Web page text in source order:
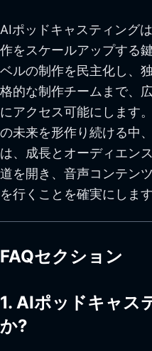
AIポッドキャスティング
作をスケールアップする
ベルの制作を民主化し、
格的な制作チームまで、
にアクセス可能にします
の未来を形作り続ける中
は、成長とオーディエン
道を開き、音声コンテン
を行くことを確実にします
FAQセクション
1. AIポッドキャス
か?